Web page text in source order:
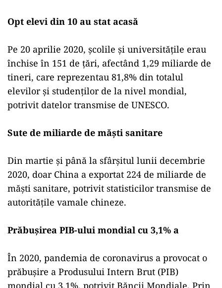
Opt elevi din 10 au stat acasă
Pe 20 aprilie 2020, şcolile şi universităţile erau
închise în 151 de ţări, afectând 1,29 miliarde de
tineri, care reprezentau 81,8% din totalul
elevilor şi studenţilor de la nivel mondial,
potrivit datelor transmise de UNESCO.
Sute de miliarde de măşti sanitare
Din martie şi până la sfârşitul lunii decembrie
2020, doar China a exportat 224 de miliarde de
măşti sanitare, potrivit statisticilor transmise de
autorităţile vamale chineze.
Prăbuşirea PIB-ului mondial cu 3,1% a
În 2020, pandemia de coronavirus a provocat o
prăbuşire a Produsului Intern Brut (PIB)
mondial cu 3,1%, potrivit Băncii Mondiale. Prin